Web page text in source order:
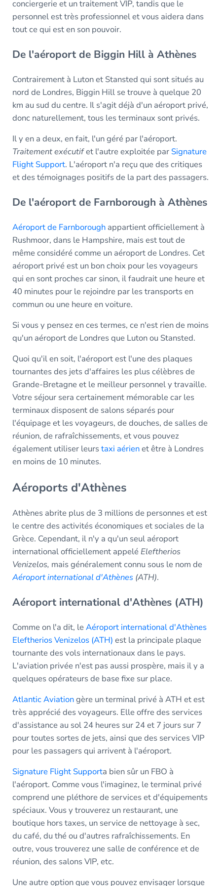
conciergerie et un traitement VIP, tandis que le
personnel est très professionnel et vous aidera dans
tout ce qui est en son pouvoir.
De l'aéroport de Biggin Hill à Athènes
Contrairement à Luton et Stansted qui sont situés au
nord de Londres, Biggin Hill se trouve à quelque 20
km au sud du centre. Il s'agit déjà d'un aéroport privé,
donc naturellement, tous les terminaux sont privés.
Il y en a deux, en fait, l'un géré par l'aéroport.
Traitement exécutifet l'autre exploitée par Signature
Flight Support. L'aéroport n'a reçu que des critiques
et des témoignages positifs de la part des passagers.
De l'aéroport de Farnborough à Athènes
Aéroport de Farnboroughappartient officiellement à
Rushmoor, dans le Hampshire, mais est tout de
même considéré comme un aéroport de Londres. Cet
aéroport privé est un bon choix pour les voyageurs
qui en sont proches car sinon, il faudrait une heure et
40 minutes pour le rejoindre par les transports en
commun ou une heure en voiture.
Si vous y pensez en ces termes, ce n'est rien de moins
qu'un aéroport de Londres que Luton ou Stansted.
Quoi qu'il en soit, l'aéroport est l'une des plaques
tournantes des jets d'affaires les plus célèbres de
Grande-Bretagne et le meilleur personnel y travaille.
Votre séjour sera certainement mémorable car les
terminaux disposent de salons séparés pour
l'équipage et les voyageurs, de douches, de salles de
réunion, de rafraîchissements, et vous pouvez
également utiliser leurstaxi aérienet être à Londres
en moins de 10 minutes.
Aéroports d'Athènes
Athènes abrite plus de 3 millions de personnes et est
le centre des activités économiques et sociales de la
Grèce. Cependant, il n'y a qu'un seul aéroport
international officiellement appelé Eleftherios
Venizelos, mais généralement connu sous le nom de
Aéroport international d'Athènes(ATH).
Aéroport international d'Athènes (ATH)
Comme on l'a dit, leAéroport international d'Athènes
Eleftherios Venizelos (ATH) est la principale plaque
tournante des vols internationaux dans le pays.
L'aviation privée n'est pas aussi prospère, mais il y a
quelques opérateurs de base fixe sur place.
Atlantic Aviationgère un terminal privé à ATH et est
très apprécié des voyageurs. Elle offre des services
d'assistance au sol 24 heures sur 24 et 7 jours sur 7
pour toutes sortes de jets, ainsi que des services VIP
pour les passagers qui arrivent à l'aéroport.
Signature Flight Supporta bien sûr un FBO à
l'aéroport. Comme vous l'imaginez, le terminal privé
comprend une pléthore de services et d'équipements
spéciaux. Vous y trouverez un restaurant, une
boutique hors taxes, un service de nettoyage à sec,
du café, du thé ou d'autres rafraîchissements. En
outre, vous trouverez une salle de conférence et de
réunion, des salons VIP, etc.
Une autre option que vous pouvez envisager lorsque